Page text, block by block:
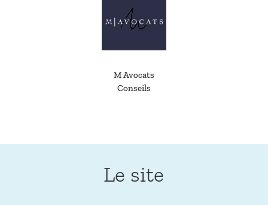
M Avocats
Conseils
Le site